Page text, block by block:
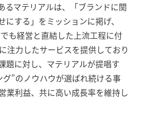
るマテリアルは、「ブランドに関
にする」をミッションに掲げ、
も経営と直結した上流工程に付
注力したサービスを提供しており
題に対し、マテリアルが提唱す
”のノウハウが選ばれ続ける事
業利益、共に高い成長率を維持し